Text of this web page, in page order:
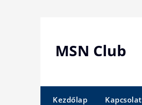
MSN Club
Kezdőlap Kapcsolat